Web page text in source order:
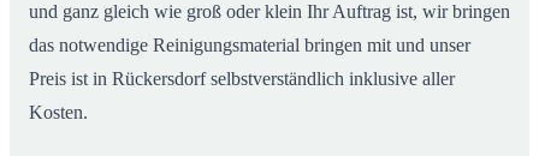
und ganz gleich wie groß oder klein Ihr Auftrag ist, wir bringen
das notwendige Reinigungsmaterial bringen mit und unser
Preis ist in Rückersdorf selbstverständlich inklusive aller
Kosten.